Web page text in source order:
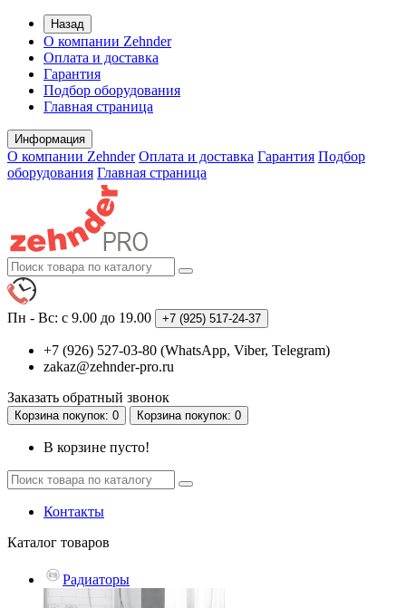
Назад
О компании Zehnder
Оплата и доставка
Гарантия
Подбор оборудования
Главная страница
Информация
О компании Zehnder Оплата и доставка Гарантия Подбор
оборудования Главная страница
Пн - Вс: с 9.00 до 19.00 +7 (925) 517-24-37
+7 (926) 527-03-80 (WhatsApp, Viber, Telegram)
zakaz@zehnder-pro.ru
Заказать обратный звонок
Корзинапокупок: 0 Корзинапокупок: 0
В корзине пусто!
Контакты
Каталог товаров
Радиаторы